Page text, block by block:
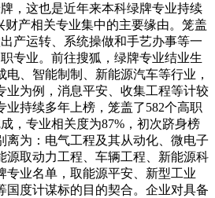
，这也是近年来本科绿牌专业持续
财产相关专业集中的主要缘由。笼盖
产运转、系统操做和手艺办事等一
专业。前往搜狐，绿牌专业结业生
电、智能制制、新能源汽车等行业，
业为例，消息平安、收集工程等计较
业持续多年上榜，笼盖了582个高职
，专业相关度为87%，初次跻身榜
离为：电气工程及其从动化、微电子
源取动力工程、车辆工程、新能源科
专业名单，取能源平安、新型工业
国度计谋标的目的契合。企业对具备